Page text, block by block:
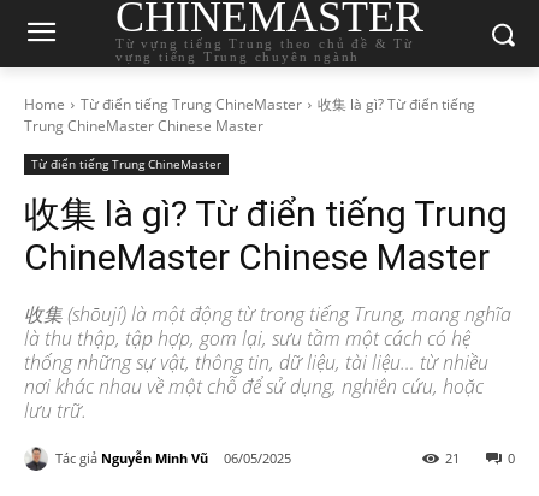
CHINEMASTER
Từ vựng tiếng Trung theo chủ đề & Từ
vựng tiếng Trung chuyên ngành
Home Từ điển tiếng Trung ChineMaster
收集 là gì? Từ điển tiếng
Trung ChineMaster Chinese Master
Từ điển tiếng Trung ChineMaster
收集 là gì? Từ điển tiếng Trung
ChineMaster Chinese Master
收集 (shōují) là một động từ trong tiếng Trung, mang nghĩa
là thu thập, tập hợp, gom lại, sưu tầm một cách có hệ
thống những sự vật, thông tin, dữ liệu, tài liệu… từ nhiều
nơi khác nhau về một chỗ để sử dụng, nghiên cứu, hoặc
lưu trữ.
Tác giả Nguyễn Minh Vũ 06/05/2025 0
21